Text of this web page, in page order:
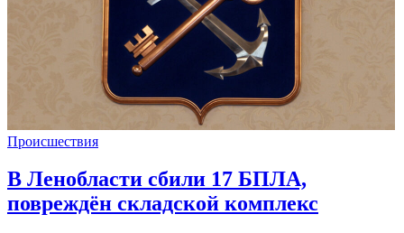
Происшествия
В Ленобласти сбили 17 БПЛА,
повреждён складской комплекс